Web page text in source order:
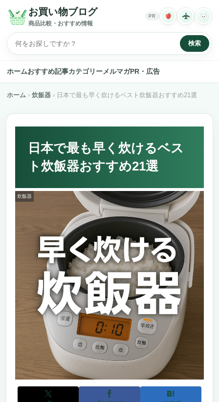
お買い物ブログ
商品比較・おすすめ情報
検索
PR
ホームおすすめ記事カテゴリーメルマガPR・広告
ホーム 炊飯器 日本で最も早く炊けるベスト炊飯器おすすめ21選
日本で最も早く炊けるベス
ト炊飯器おすすめ21選
炊飯器